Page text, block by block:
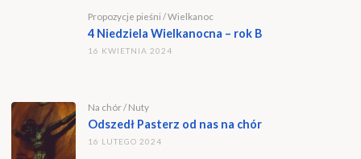
Propozycje pieśni /Wielkanoc
4 Niedziela Wielkanocna – rok B
16 KWIETNIA 2024
Na chór/ Nuty
Odszedł Pasterz od nas na chór
16 LUTEGO 2024